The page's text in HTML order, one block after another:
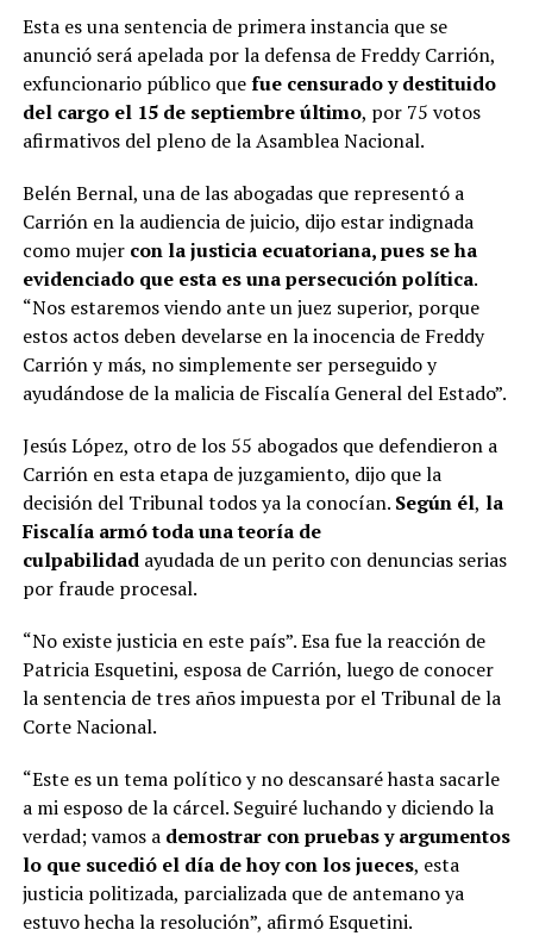
Esta es una sentencia de primera instancia que se
anunció será apelada por la defensa de Freddy Carrión,
exfuncionario público quefue censurado y destituido
del cargo el 15 de septiembre último, por 75 votos
afirmativos del pleno de la Asamblea Nacional.
Belén Bernal, una de las abogadas que representó a
Carrión en la audiencia de juicio, dijo estar indignada
como mujer con la justicia ecuatoriana, pues se ha
evidenciado que esta es una persecución política.
“Nos estaremos viendo ante un juez superior, porque
estos actos deben develarse en la inocencia de Freddy
Carrión y más, no simplemente ser perseguido y
ayudándose de la malicia de Fiscalía General del Estado”.
Jesús López, otro de los 55 abogados que defendieron a
Carrión en esta etapa de juzgamiento, dijo que la
decisión del Tribunal todos ya la conocían. Según él, la
Fiscalía armó toda una teoría de
culpabilidadayudada de un perito con denuncias serias
por fraude procesal.
“No existe justicia en este país”. Esa fue la reacción de
Patricia Esquetini, esposa de Carrión, luego de conocer
la sentencia de tres años impuesta por el Tribunal de la
Corte Nacional.
“Este es un tema político y no descansaré hasta sacarle
a mi esposo de la cárcel. Seguiré luchando y diciendo la
verdad; vamos a demostrar con pruebas y argumentos
lo que sucedió el día de hoy con los jueces, esta
justicia politizada, parcializada que de antemano ya
estuvo hecha la resolución”, afirmó Esquetini.